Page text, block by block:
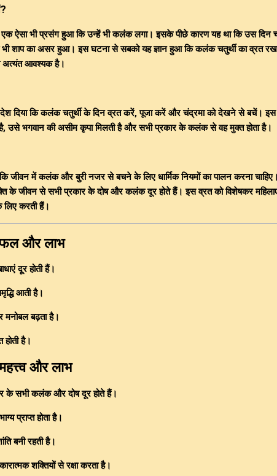
एक ऐसा भी प्रसंग हुआ कि उन्हें भी कलंक लगा। इसके पीछे कारण यह था कि उस दिन
भी शाप का असर हुआ। इस घटना से सबको यह ज्ञान हुआ कि कलंक चतुर्थी का व्रत
अत्यंत आवश्यक है।
दिया कि कलंक चतुर्थी के दिन व्रत करें, पूजा करें और चंद्रमा को देखने से बचें। इस
उसे भगवान की असीम कृपा मिलती है और सभी प्रकार के कलंक से वह मुक्त होता है।
जीवन में कलंक और बुरी नजर से बचने के लिए धार्मिक नियमों का पालन करना चाहिए।
के जीवन से सभी प्रकार के दोष और कलंक दूर होते हैं। इस व्रत को विशेषकर
लिए करती हैं।
और लाभ
दूर होती हैं।
आती है।
मनोबल बढ़ता है।
होती है।
और लाभ
के सभी कलंक और दोष दूर होते हैं।
प्राप्त होता है।
बनी रहती है।
शक्तियों से रक्षा करता है।